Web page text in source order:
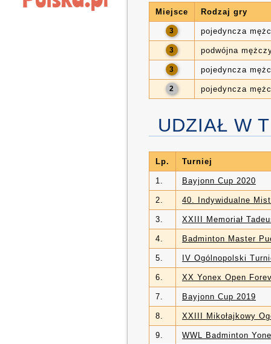
Miejsce Rodzaj gry
3 pojedyncza
3 podwójna
3 pojedyncza
2 pojedyncza
UDZIAŁ W
Lp. Turniej
1. Bayjonn Cup 2020
2. 40. Indywidualne
3. XXIII Memoriał
4. Badminton Master
5. IV Ogólnopolski
6. XX Yonex Open
7. Bayjonn Cup 2019
8. XXIII Mikołajkowy
9. WWL Badminton